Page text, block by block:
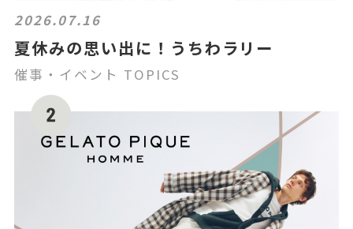
2026.07.16
夏休みの思い出に！うちわラリー
催事・イベント TOPICS